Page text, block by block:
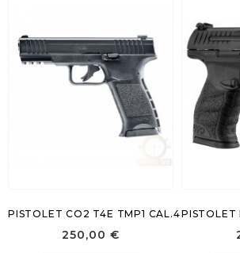
PISTOLET CO2 T4E TMP1 CAL.43
250,00 €
PISTOLET